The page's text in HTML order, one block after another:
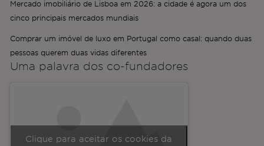
Mercado imobiliário de Lisboa em 2026: a cidade é agora um dos
cinco principais mercados mundiais
Comprar um imóvel de luxo em Portugal como casal: quando duas
pessoas querem duas vidas diferentes
Uma palavra dos co-fundadores
Clique para aceitar os cookies da